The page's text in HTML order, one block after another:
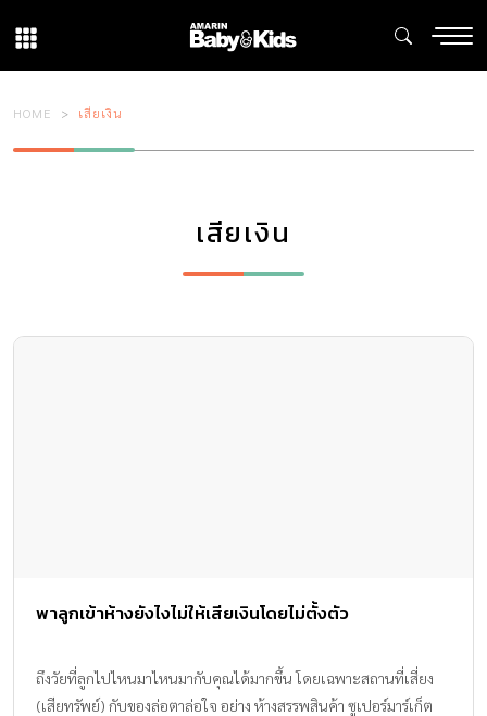
HOME เสียเงิน
เสียเงิน
พาลูกเข้าห้างยังไงไม่ให้เสียเงินโดยไม่ตั้งตัว
ถึงวัยที่ลูกไปไหนมาไหนมากับคุณได้มากขึ้น โดยเฉพาะสถานที่เสี่ยง
(เสียทรัพย์) กับของล่อตาล่อใจ อย่าง ห้างสรรพสินค้า ซูเปอร์มาร์เก็ต